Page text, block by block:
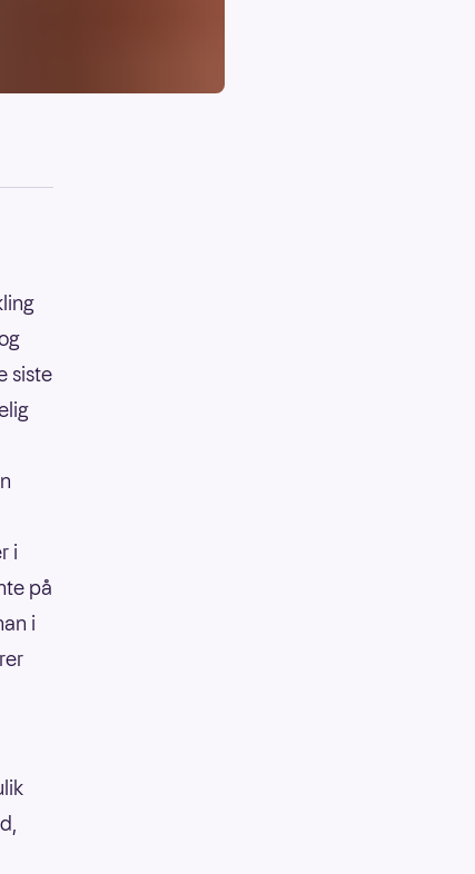
siste
i
på
i